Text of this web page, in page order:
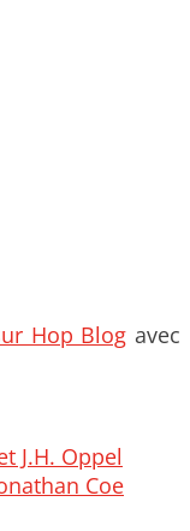
Hop Blog avec
J.H. Oppel
Coe